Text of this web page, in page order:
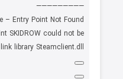
—————————
– Entry Point Not Found
SKIDROW could not be
library Steamclient.dll.